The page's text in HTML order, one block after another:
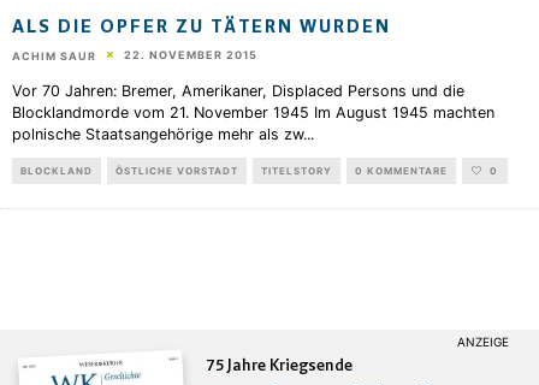
ALS DIE OPFER ZU TÄTERN WURDEN
ACHIM SAUR 22. NOVEMBER 2015
Vor 70 Jahren: Bremer, Amerikaner, Displaced Persons und die
Blocklandmorde vom 21. November 1945 Im August 1945 machten
polnische Staatsangehörige mehr als zw...
BLOCKLAND ÖSTLICHE VORSTADT TITELSTORY 0 KOMMENTARE 0
75 Jahre Kriegsende